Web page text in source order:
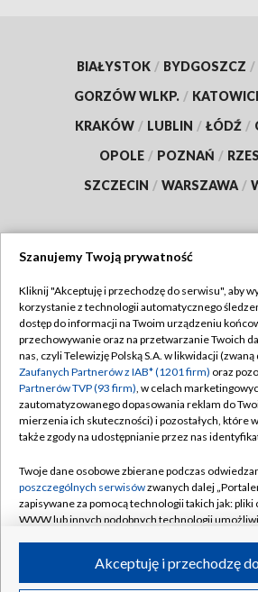
BIAŁYSTOK / BYDGOSZCZ /
GORZÓW WLKP. /
KRAKÓW / LUBLIN / ŁÓDŹ /
OPOLE / POZNAŃ /
SZCZECIN / WARSZAWA /
TVP
Abonament TVP
Emisja w TVP
Centrum informacji TVP
Naziemna Telewizja Cyfrowa
Rada Programowa
System NOS
Informacje o nadawcy
Program dla prasy
Regulamin TVP
Polityka
Moje zgody
Pomoc
Kontakt
Kanały
Szanujemy Twoją prywatność
Kliknij "Akceptuję i przechodzę do serwisu", aby
korzystanie z technologii automatycznego
dostęp do informacji na Twoim urządzeniu
przechowywanie oraz na przetwarzanie Twoich
nas, czyli Telewizję Polską S.A. w likwidacji (zwaną
Zaufanych Partnerów z IAB* (1201 firm) oraz
Partnerów TVP (93 firm), w celach
zautomatyzowanego dopasowania reklam do
mierzenia ich skuteczności) i pozostałych, które
także zgody na udostępnianie przez nas
Twoje dane osobowe zbierane podczas
poszczególnych serwisówzwanych dalej
zapisywane za pomocą technologii takich jak:
WWW lub innych podobnych technologii
ruchu w Internecie.Akceptuję i przechodzę